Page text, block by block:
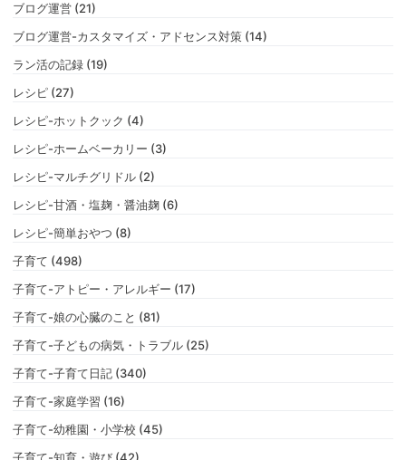
ブログ運営 (21)
ブログ運営-カスタマイズ・アドセンス対策 (14)
ラン活の記録 (19)
レシピ (27)
レシピ-ホットクック (4)
レシピ-ホームベーカリー (3)
レシピ-マルチグリドル (2)
レシピ-甘酒・塩麹・醤油麹 (6)
レシピ-簡単おやつ (8)
子育て (498)
子育て-アトピー・アレルギー (17)
子育て-娘の心臓のこと (81)
子育て-子どもの病気・トラブル (25)
子育て-子育て日記 (340)
子育て-家庭学習 (16)
子育て-幼稚園・小学校 (45)